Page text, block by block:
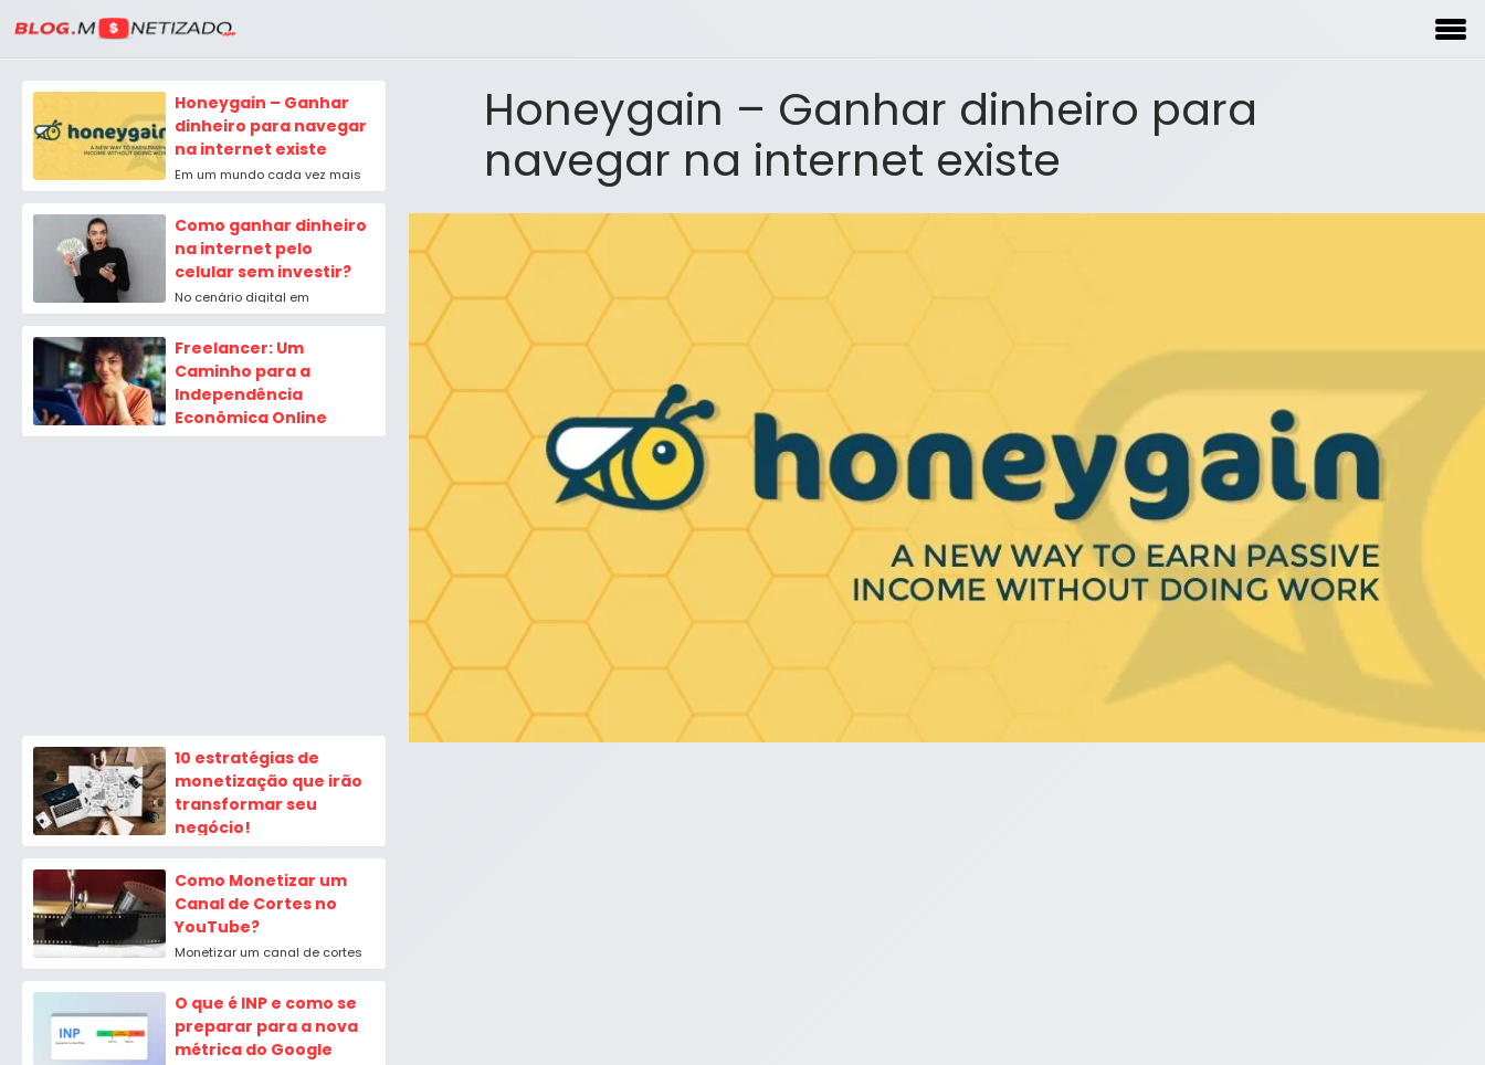
Honeygain – Ganhar dinheiro para
navegar na internet existe
Honeygain – Ganhar
dinheiro para navegar
na internet existe
Em um mundo cada vez mais
digital, a busca por maneiras
online ou...
Como ganhar dinheiro
na internet pelo
celular sem investir?
No cenário digital em
constante evolução, a
dinheiro usando apenas o seu
celular sem...
Freelancer: Um
Caminho para a
Independência
Econômica Online
10 estratégias de
monetização que irão
transformar seu
negócio!
de monetização online que
podem lhe ajudar e muito em
meio a essa...
Como Monetizar um
Canal de Cortes no
YouTube?
Monetizar um canal de cortes
tem sido um desafio para
dicas de como...
O que é INP e como se
preparar para a nova
métrica do Google